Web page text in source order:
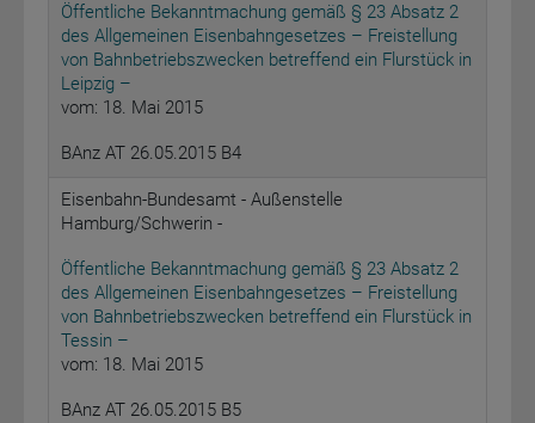
Öffentliche Bekanntmachung gemäß § 23 Absatz 2
des Allgemeinen Eisenbahngesetzes – Freistellung
von Bahnbetriebszwecken betreffend ein Flurstück in
Leipzig –
vom: 18. Mai 2015
BAnz AT 26.05.2015 B4
Eisenbahn-Bundesamt - Außenstelle
Hamburg/Schwerin -
Öffentliche Bekanntmachung gemäß § 23 Absatz 2
des Allgemeinen Eisenbahngesetzes – Freistellung
von Bahnbetriebszwecken betreffend ein Flurstück in
Tessin –
vom: 18. Mai 2015
BAnz AT 26.05.2015 B5